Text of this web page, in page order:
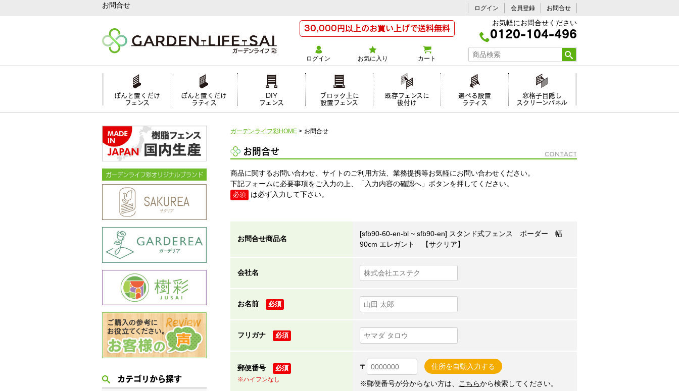
お問合せ ログイン 会員登録 お問合せ
30,000円以上のお買い上げで送料無料 お気軽にお問合せください
0120-104-496
ログイン お気に入り カート
ぽんと置くだけ
フェンス
ぽんと置くだけ
ラティス
DIY
フェンス
ブロック上に
設置フェンス
既存フェンスに
後付け
選べる設置
ラティス
窓格子目隠し
スクリーンパネル
カテゴリから探す
ガーデンライフ彩HOME > お問合せ
お問合せ Contact
商品に関するお問い合わせ、サイトのご利用方法、業務提携等お気軽にお問い合わせください。
下記フォームに必要事項をご入力の上、「入力内容の確認へ」ボタンを押してください。
必須 は必ず入力して下さい。
お問合せ商品名
[sfb90-60-en-bl ~ sfb90-en] スタンド式フェンス ボーダー 幅
90cm エレガント 【サクリア】
会社名
お名前 必須
フリガナ 必須
郵便番号
必須
※ハイフンなし
〒 住所を自動入力する
※郵便番号が分からない方は、 こちらから検索してください。